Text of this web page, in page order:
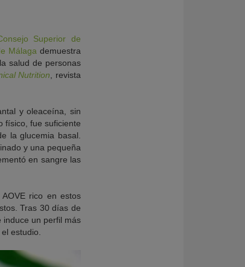
Superior de
Málaga demuestra
salud de personas
Nutrition , revista
y oleaceína, sin
físico, fue suficiente
la glucemia basal.
y una pequeña
en sangre las
rico en estos
Tras 30 días de
induce un perfil más
estudio.